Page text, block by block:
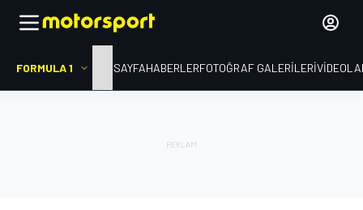
FORMULA 1 ANA SAYFAHABERLERFOTOĞRAF GALERILERI